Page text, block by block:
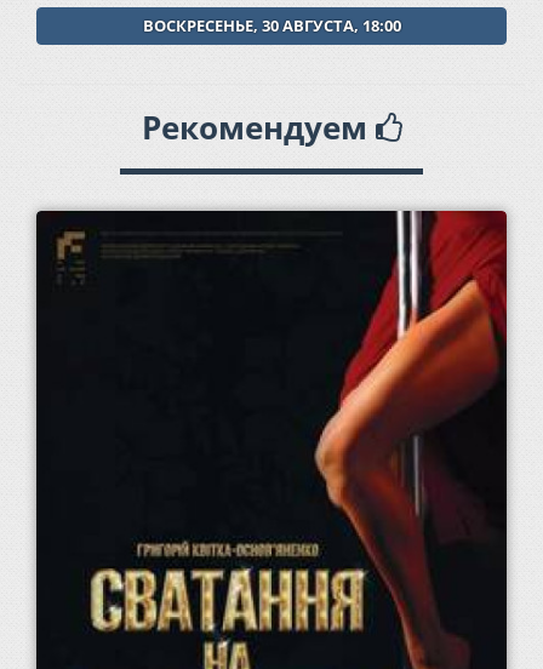
ВОСКРЕСЕНЬЕ, 30 АВГУСТА, 18:00
Рекомендуем